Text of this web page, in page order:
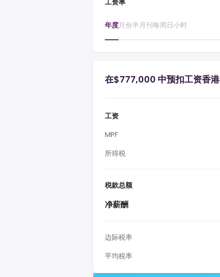
工资率
年度月份半月刊每周日小时
在$777,000 中预扣工资香港
工资
MPF
所得税
税款总额
净薪酬
边际税率
平均税率